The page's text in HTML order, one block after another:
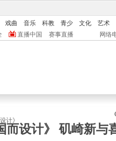
戏曲 音乐 科教 青少 文化
艺术
直播中国 赛事直播 网络
计》
而设计》 矶崎新